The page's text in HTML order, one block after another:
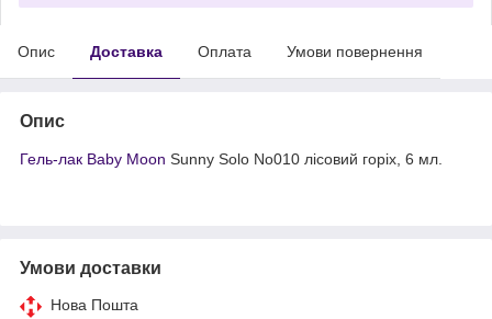
Опис Доставка Оплата Умови повернення
Опис
Гель-лак Baby Moon Sunny Solo No010 лісовий горіх, 6 мл.
Умови доставки
Нова Пошта